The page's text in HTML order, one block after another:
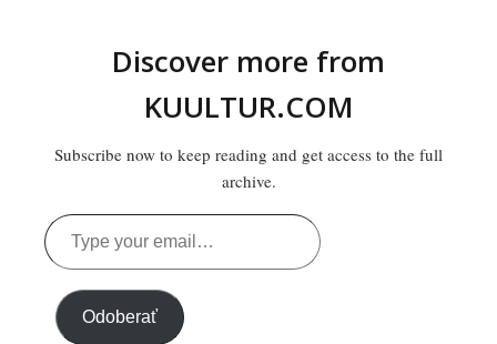
Discover more from
KUULTUR.COM
Subscribe now to keep reading and get access to the full
archive.
Type
your
email…
Odoberať